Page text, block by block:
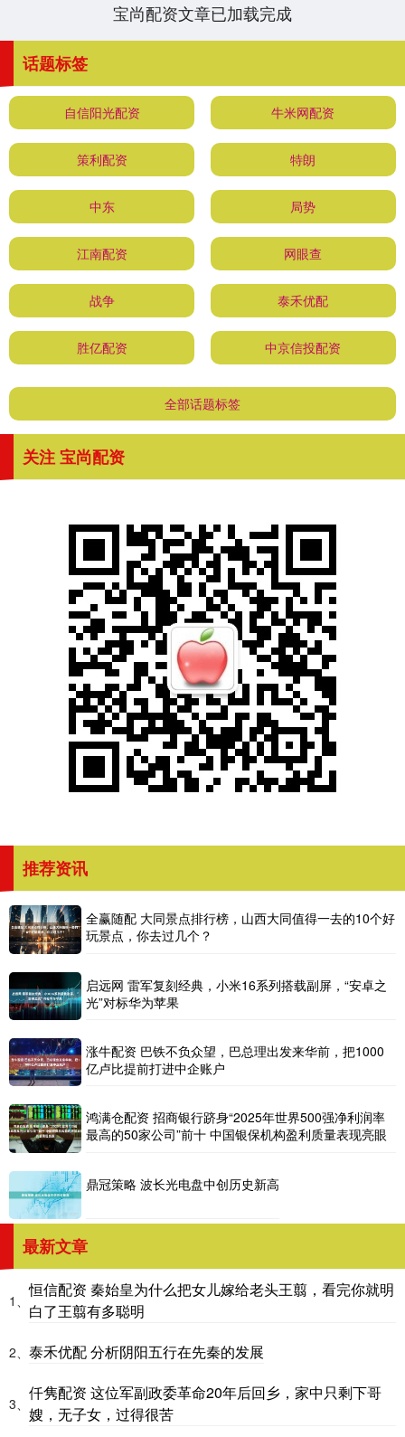
宝尚配资文章已加载完成
话题标签
自信阳光配资 牛米网配资
策利配资 特朗
中东 局势
江南配资 网眼查
战争 泰禾优配
胜亿配资 中京信投配资
全部话题标签
关注 宝尚配资
推荐资讯
全赢随配 大同景点排行榜，山西大同值得一去的10个好
玩景点，你去过几个？
启远网 雷军复刻经典，小米16系列搭载副屏，“安卓之
光”对标华为苹果
涨牛配资 巴铁不负众望，巴总理出发来华前，把1000
亿卢比提前打进中企账户
鸿满仓配资 招商银行跻身“2025年世界500强净利润率
最高的50家公司”前十 中国银保机构盈利质量表现亮眼
鼎冠策略 波长光电盘中创历史新高
最新文章
1、
恒信配资 秦始皇为什么把女儿嫁给老头王翦，看完你就明
白了王翦有多聪明
2、 泰禾优配 分析阴阳五行在先秦的发展
3、
仟隽配资 这位军副政委革命20年后回乡，家中只剩下哥
嫂，无子女，过得很苦